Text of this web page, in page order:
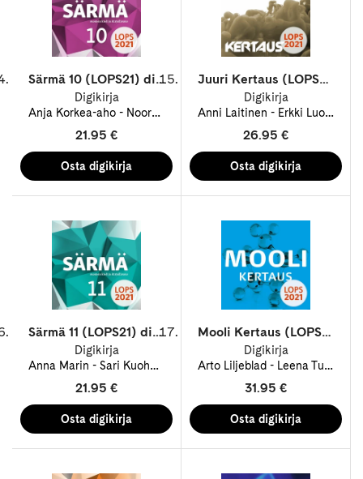
Särmä 10 (LOPS21) digitehtävät 12 kk ONL
Digikirja
Anja Korkea-aho Noora Kivimäki Tiina Stara
21.95 €
Juuri Kertaus (LOPS21) digikirja 12 kk ONL
Digikirja
Anni Laitinen Erkki Luoma-aho
26.95 €
Särmä 11 (LOPS21) digitehtävät 12 kk ONL
Digikirja
Anna Marin Sari Kuohukoski Tuomas Kaseva
21.95 €
Mooli Kertaus (LOPS21) digikirja 12 kk ONL
Digikirja
Arto Liljeblad Leena Turpeenoja
31.95 €